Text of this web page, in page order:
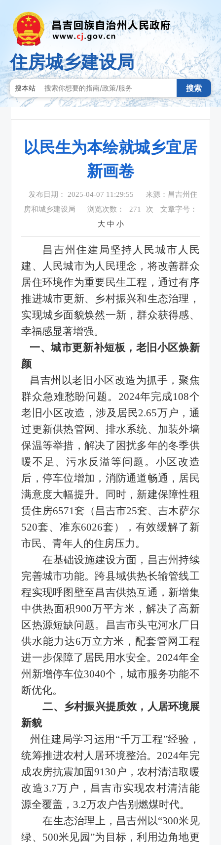
住房城乡建设局
搜本站 搜索
以民生为本绘就城乡宜居
新画卷
发布日期： 2025-04-07 11:29:55
来源：昌吉州住
房和城乡建设局
浏览次数： 271 次
文章字号：
大 中 小
昌吉州住建局坚持人民城市人民
建、人民城市为人民理念，将改善群众
居住环境作为重要民生工程，通过有序
推进城市更新、乡村振兴和生态治理，
实现城乡面貌焕然一新，群众获得感、
幸福感显著增强。
一、城市更新补短板，老旧小区焕新
颜
昌吉州以老旧小区改造为抓手，聚焦
群众急难愁盼问题。 2024年完成108个
老旧小区改造，涉及居民2.65万户，通
过更新供热管网、排水系统、加装外墙
保温等举措，解决了困扰多年的冬季供
暖不足、污水反溢等问题。小区改造
后，停车位增加，消防通道畅通，居民
满意度大幅提升。同时，新建保障性租
赁住房6571套 （昌吉市25套、吉木萨尔
520套、准东6026套）
，有效缓解了新
市民、青年人的住房压力。
在基础设施建设方面，昌吉州持续
完善城市功能。跨县域供热长输管线工
程实现呼图壁至昌吉供热互通，新增集
中供热面积900万平方米，解决了高新
区热源短缺问题。昌吉市头屯河水厂日
供水能力达6万立方米，配套管网工程
进一步保障了居民用水安全。 2024年全
州 新增停车位3040个 ， 城市服务功能不
断优化。
二、乡村振兴提质效，人居环境展
新貌
州住建局学习运用 “千万工程”经验，
统筹推进农村人居环境整治。2024年完
成农房抗震加固9130户，农村清洁取暖
改造3.7万户，昌吉市实现农村清洁能
源全覆盖，3.2万农户告别燃煤时代。
在生态治理上，昌吉州以“300米见
绿、500米见园”为目标，利用边角地更